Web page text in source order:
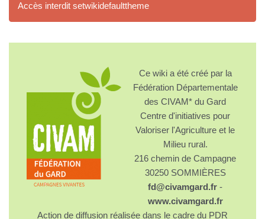
Accès interdit setwikidefaulttheme
Ce wiki a été créé par la
Fédération Départementale
des CIVAM* du Gard
Centre d'initiatives pour
Valoriser l'Agriculture et le
Milieu rural.
216 chemin de Campagne
30250 SOMMIÈRES
fd@civamgard.fr -
www.civamgard.fr
Action de diffusion réalisée dans le cadre du PDR